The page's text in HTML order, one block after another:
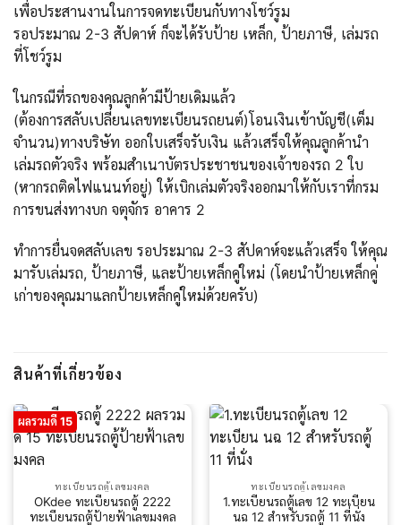
เพื่อประสานงานในการจดทะเบียนกับทางโชว์รูม
รอประมาณ 2-3 สัปดาห์ ก็จะได้รับป้าย เหล็ก, ป้ายภาษี, เล่มรถ
ที่โชว์รูม
ในกรณีที่รถของคุณลูกค้ามีป้ายเดิมแล้ว
(ต้องการสลับเปลี่ยนเลขทะเบียนรถยนต์)โอนเงินเข้าบัญชี(เต็ม
จำนวน)ทางบริษัท ออกใบเสร็จรับเงิน แล้วเสร็จให้คุณลูกค้านำ
เล่มรถตัวจริง พร้อมสำเนาบัตรประชาชนของเจ้าของรถ 2 ใบ
(หากรถติดไฟแนนท์อยู่) ให้เบิกเล่มตัวจริงออกมาให้กับเราที่กรม
การขนส่งทางบก จตุจักร อาคาร 2
ทำการยื่นจดสลับเลข รอประมาณ 2-3 สัปดาห์จะแล้วเสร็จ ให้คุณ
มารับเล่มรถ, ป้ายภาษี, และป้ายเหล็กคู่ใหม่ (โดยนำป้ายเหล็กคู่
เก่าของคุณมาแลกป้ายเหล็กคู่ใหม่ด้วยครับ)
สินค้าที่เกี่ยวข้อง
ผลรวมดี 15
ทะเบียนรถตู้เลขมงคล
OKdee ทะเบียนรถตู้ 2222
ทะเบียนรถตู้ป้ายฟ้าเลขมงคล
ทะเบียนรถตู้เลขมงคล
1.ทะเบียนรถตู้เลข 12 ทะเบียน
นฉ 12 สำหรับรถตู้ 11 ที่นั่ง